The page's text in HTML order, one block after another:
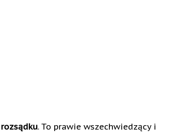
. To prawie wszechwiedzący i